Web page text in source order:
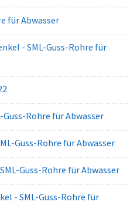
für Abwasser
- SML-Guss-Rohre für
Rohre für Abwasser
Guss-Rohre für Abwasser
SML-Guss-Rohre für Abwasser
- SML-Guss-Rohre für